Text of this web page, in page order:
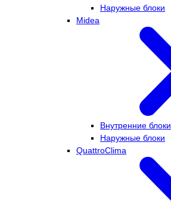
Наружные блоки
Midea
Внутренние блоки
Наружные блоки
QuattroClima